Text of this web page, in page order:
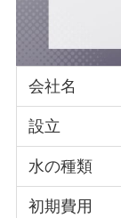
会社名
設立
水の種類
初期費用